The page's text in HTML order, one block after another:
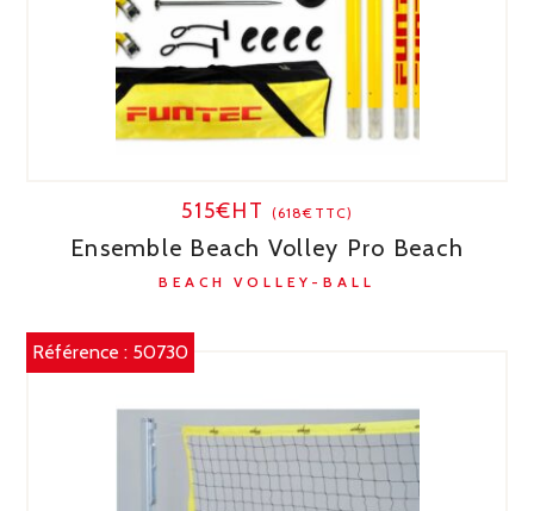
515€HT (618€TTC)
Ensemble Beach Volley Pro Beach
BEACH VOLLEY-BALL
Référence : 50730